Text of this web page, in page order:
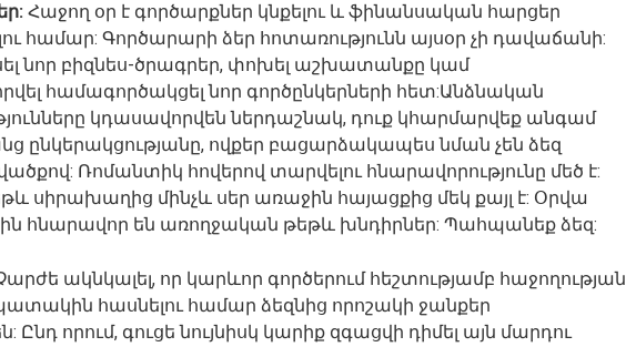
Հաջող օր է գործարքներ կնքելու և ֆինանսական հարցեր
համար: Գործարարի ձեր հոտառությունն այսօր չի դավաճանի:
նոր բիզնես-ծրագրեր, փոխել աշխատանքը կամ
համագործակցել նոր գործընկերների հետ:Անձնական
կդասավորվեն ներդաշնակ, դուք կհարմարվեք անգամ
ընկերակցությանը, ովքեր բացարձակապես նման չեն ձեզ
Ռոմանտիկ հովերով տարվելու հնարավորությունը մեծ է:
սիրախաղից մինչև սեր առաջին հայացքից մեկ քայլ է: Օրվա
հնարավոր են առողջական թեթև խնդիրներ: Պահպանեք ձեզ:
ակնկալել, որ կարևոր գործերում հեշտությամբ հաջողության
հասնելու համար ձեզնից որոշակի ջանքեր
Ընդ որում, գուցե նույնիսկ կարիք զգացվի դիմել այն մարդու